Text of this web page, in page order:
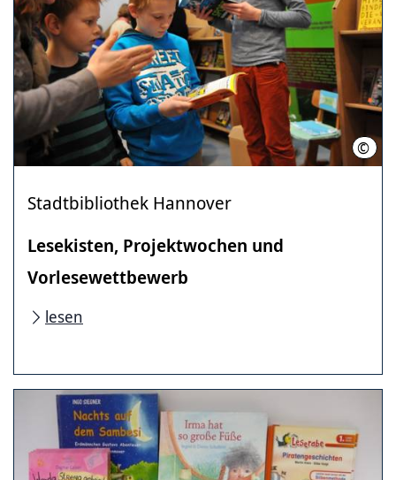
©
Stadtbibliothek Hannover
Lesekisten, Projektwochen und
Vorlesewettbewerb
lesen